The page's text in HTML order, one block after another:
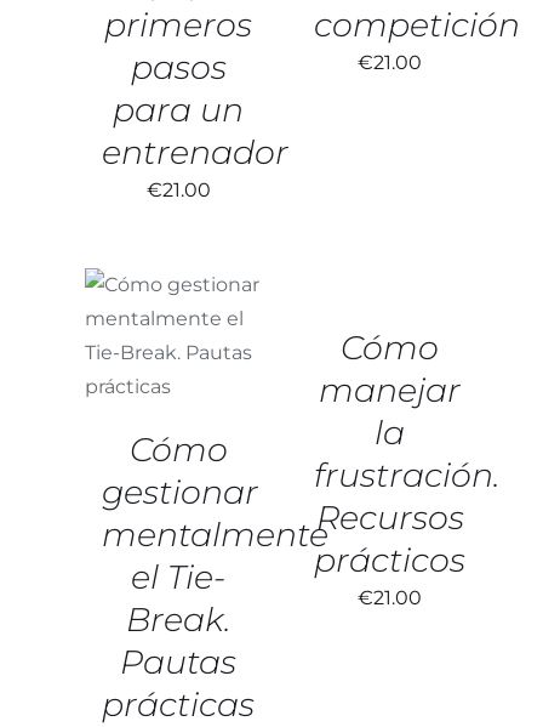
primeros
pasos
para un
entrenador
€21.00
competición
€21.00
AÑADIR AL
CARRITO
DETALLES
Cómo
gestionar
mentalmente
el Tie-
Break.
Pautas
prácticas
DETALLESCómo
manejar
la
frustración.
Recursos
prácticos
€21.00